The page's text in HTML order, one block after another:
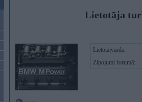
Lietotāja
Lietotājvārds:
Ziņojumi forumā: